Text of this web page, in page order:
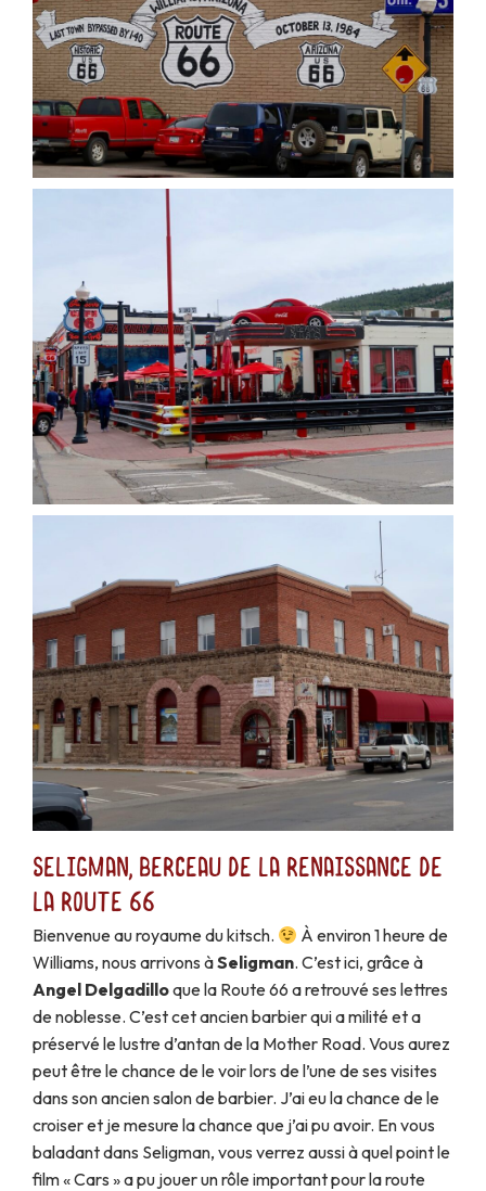
Seligman, berceau de la renaissance de
la Route 66
Bienvenue au royaume du kitsch.
À environ 1 heure de
Williams, nous arrivons àSeligman. C’est ici, grâce à
Angel Delgadilloque la Route 66 a retrouvé ses lettres
de noblesse. C’est cet ancien barbier qui a milité et a
préservé le lustre d’antan de la Mother Road. Vous aurez
peut être le chance de le voir lors de l’une de ses visites
dans son ancien salon de barbier. J’ai eu la chance de le
croiser et je mesure la chance que j’ai pu avoir. En vous
baladant dans Seligman, vous verrez aussi à quel point le
film « Cars » a pu jouer un rôle important pour la route